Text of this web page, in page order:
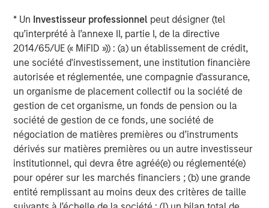
* Un Investisseur professionnel peut désigner (tel
qu’interprété à l’annexe II, partie I, de la directive
2014/65/UE (« MiFID »)) : (a) un établissement de crédit,
une société d'investissement, une institution financière
autorisée et réglementée, une compagnie d'assurance,
un organisme de placement collectif ou la société de
gestion de cet organisme, un fonds de pension ou la
société de gestion de ce fonds, une société de
négociation de matières premières ou d’instruments
dérivés sur matières premières ou un autre investisseur
institutionnel, qui devra être agréé(e) ou réglementé(e)
pour opérer sur les marchés financiers ; (b) une grande
entité remplissant au moins deux des critères de taille
At a sub-strategy level, we believe the environment
remains conducive for both fundamental and quantitative
stock selection strategies. Equity dispersion has
increased in recent months, and we expect an
environment that is driven by individual corporate
fundamentals to persist in 2026. International markets
have followed the upwards trends that are visible in the
US. However, there has been an increase in dispersion in
both Europe and Asia leading to what we believe will be a
rich stock picking environment on both sides of the
portfolio; however, we stress a market neutral approach.
There has been a marked increase in capital markets
activity recently, improving the opportunity set for event